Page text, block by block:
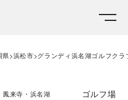
県 浜松市 グランディ浜名湖ゴルフクラ
鳳来寺・浜名湖
ゴルフ場